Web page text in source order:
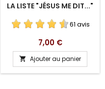
LA LISTE "JÉSUS ME DIT..."
61 avis
Prix
7,00 €
 Ajouter au panier